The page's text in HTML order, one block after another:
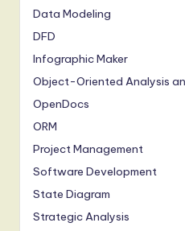
Data Modeling
DFD
Infographic Maker
Object-Oriented Analysis
OpenDocs
ORM
Project Management
Software Development
State Diagram
Strategic Analysis